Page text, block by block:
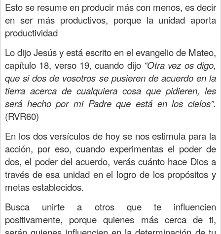
Esto se resume en producir más con menos, es decir
en ser más productivos, porque la unidad aporta
productividad
Lo dijo Jesús y está escrito en el evangelio de Mateo,
capítulo 18, verso 19, cuando dijo “Otra vez os digo,
que si dos de vosotros se pusieren de acuerdo en la
tierra acerca de cualquiera cosa que pidieren, les
será hecho por mi Padre que está en los cielos”.
(RVR60)
En los dos versículos de hoy se nos estimula para la
acción, por eso, cuando experimentas el poder de
dos, el poder del acuerdo, verás cuánto hace Dios a
través de esa unidad en el logro de los propósitos y
metas establecidos.
Busca unirte a otros que te influencien
positivamente, porque quienes más cerca de ti,